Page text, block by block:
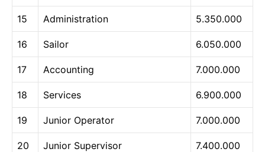
15 Administration 5.350.000
16 Sailor 6.050.000
17 Accounting 7.000.000
18 Services 6.900.000
19 Junior Operator 7.000.000
20 Junior Supervisor 7.400.000